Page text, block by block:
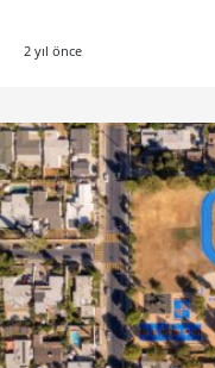
2 yıl önce